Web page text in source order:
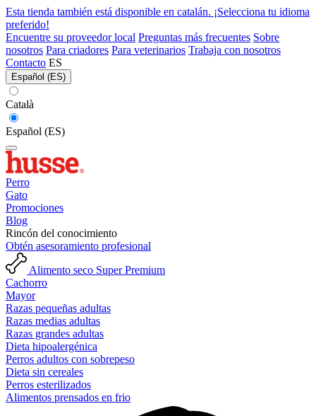
Esta tienda también está disponible en catalán. ¡Selecciona tu idioma
preferido!
Encuentre su proveedor local Preguntas más frecuentes Sobre
nosotros Para criadores Para veterinarios Trabaja con nosotros
Contacto ES
Español (ES)
Català
Español (ES)
Perro
Gato
Promociones
Blog
Rincón del conocimiento
Obtén asesoramiento profesional
Alimento seco Super Premium
Cachorro
Mayor
Razas pequeñas adultas
Razas medias adultas
Razas grandes adultas
Dieta hipoalergénica
Perros adultos con sobrepeso
Dieta sin cereales
Perros esterilizados
Alimentos prensados en frio